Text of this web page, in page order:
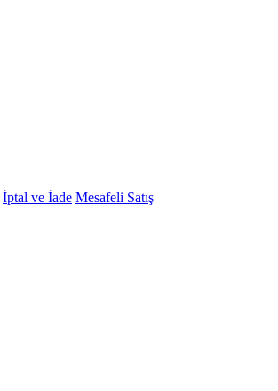
İptal ve İade Mesafeli Satış